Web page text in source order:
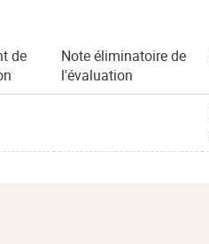
de
Note éliminatoire de
l'évaluation